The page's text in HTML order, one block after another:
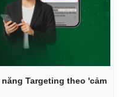
Việt Nam
Phân tích
Targeting theo 'cảm